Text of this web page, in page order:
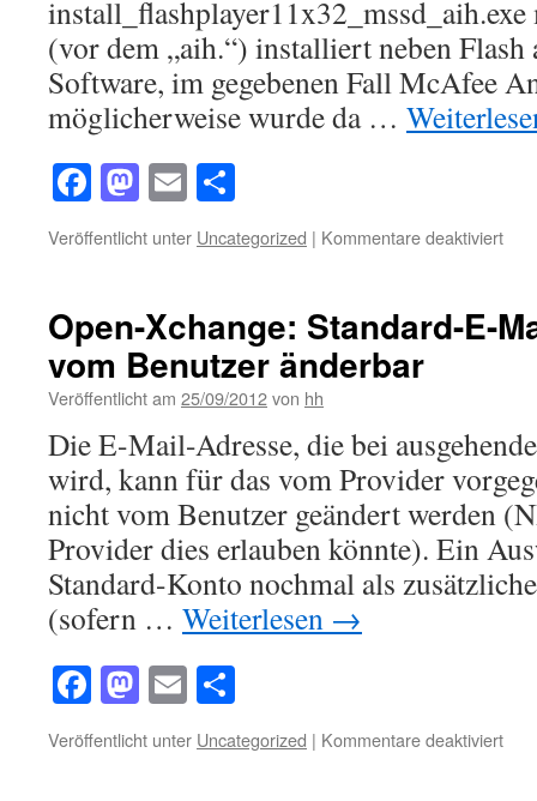
(vor dem „aih.“) installiert neben Flash
Software, im gegebenen Fall McAfee
möglicherweise wurde da …
Facebook
Mastodon
Email
Veröffentlicht unter Uncategorized | Kommentare deaktiviertfür
Open-Xchange: Standard-E-
vom Benutzer änderbar
Veröffentlicht am 25/09/2012von hh
Die E-Mail-Adresse, die bei
wird, kann für das vom Provider
nicht vom Benutzer geändert werden
Provider dies erlauben könnte). Ein
Standard-Konto nochmal als
(sofern … Weiterlesen →
Facebook
Mastodon
Email
Veröffentlicht unter Uncategorized | Kommentare deaktiviertfür